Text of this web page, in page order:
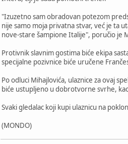
"Izuzetno sam obradovan potezom
nije samo moja privatna stvar, već je ta
nove-stare šampione Italije", poručio je
Protivnik slavnim gostima biće ekipa
specijalne pozivnice biće uručene
Po odluci Mihajlovića, ulaznice za ovaj
biće ustupljeno u dobrotvorne svrhe,
Svaki gledalac koji kupi ulaznicu na
(MONDO)